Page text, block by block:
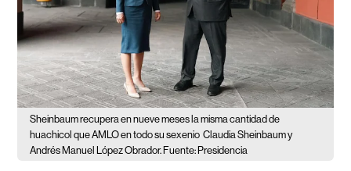
Sheinbaum recupera en nueve meses la misma cantidad de
huachicol que AMLO en todo su sexenio Claudia Sheinbaum y
Andrés Manuel López Obrador. Fuente: Presidencia